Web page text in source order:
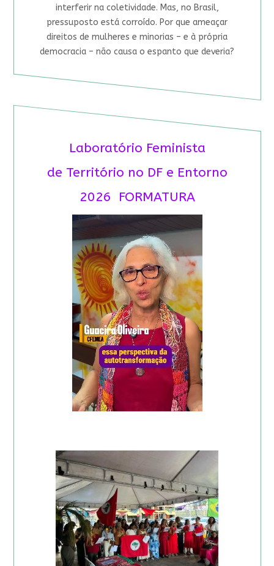
interferir na coletividade. Mas, no Brasil,
pressuposto está corroído. Por que ameaçar
direitos de mulheres e minorias – e à própria
democracia – não causa o espanto que deveria?
Laboratório Feminista
de Território no DF e Entorno
2026 FORMATURA